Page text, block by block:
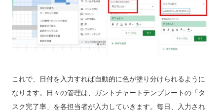
これで、日付を入力すれば自動的に色が塗り分けられるように
なります。日々の管理は、ガントチャートテンプレートの「タ
スク完了率」を各担当者が入力していきます。毎日、入力され